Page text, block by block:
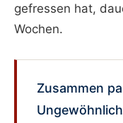
gefressen hat,
Wochen.
Zusammen